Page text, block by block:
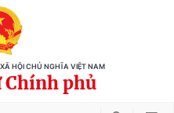
HỘI CHỦ NGHĨA VIỆT NAM
Chính phủ